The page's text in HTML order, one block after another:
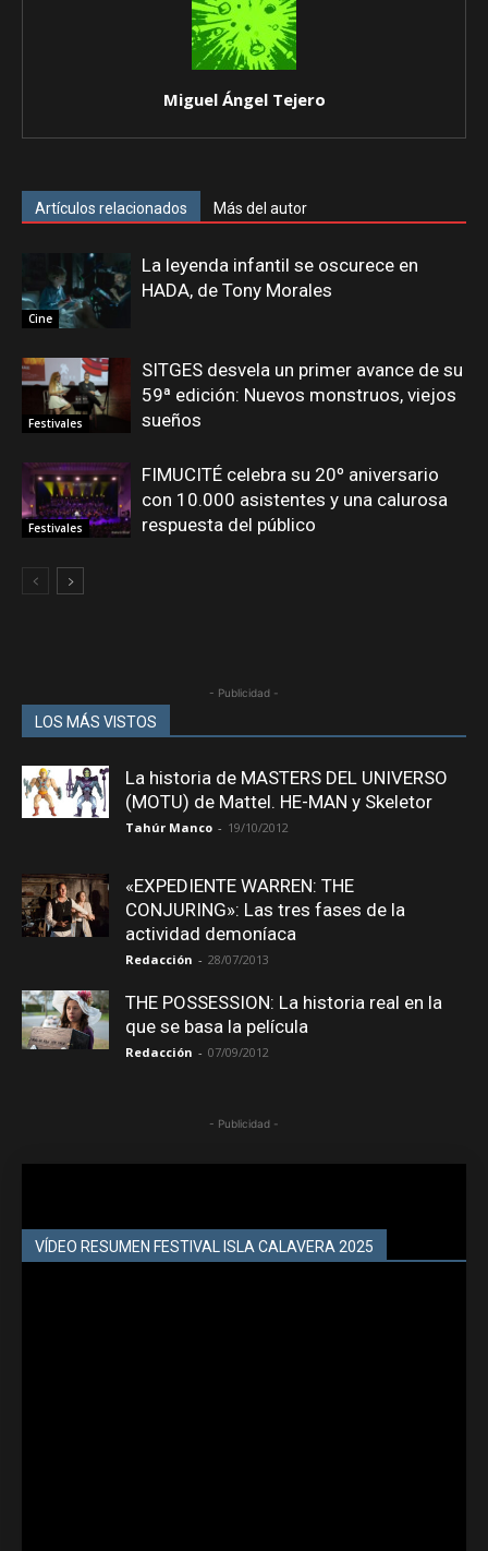
Miguel Ángel Tejero
Artículos relacionados Más del autor
Cine
La leyenda infantil se oscurece en
HADA, de Tony Morales
Festivales
SITGES desvela un primer avance de su
59ª edición: Nuevos monstruos, viejos
sueños
Festivales
FIMUCITÉ celebra su 20º aniversario
con 10.000 asistentes y una calurosa
respuesta del público
- Publicidad -
LOS MÁS VISTOS
La historia de MASTERS DEL UNIVERSO
(MOTU) de Mattel. HE-MAN y Skeletor
Tahúr Manco - 19/10/2012
«EXPEDIENTE WARREN: THE
CONJURING»: Las tres fases de la
actividad demoníaca
Redacción - 28/07/2013
THE POSSESSION: La historia real en la
que se basa la película
Redacción - 07/09/2012
- Publicidad -
VÍDEO RESUMEN FESTIVAL ISLA CALAVERA 2025